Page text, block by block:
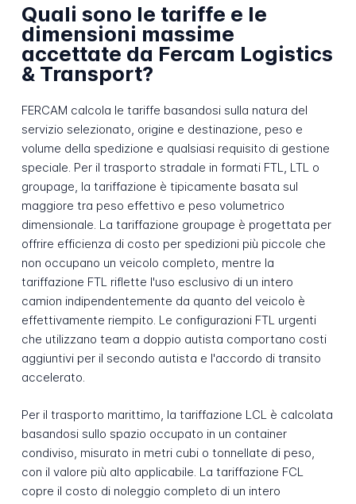
Quali sono le tariffe e le
dimensioni massime
accettate da Fercam Logistics
& Transport?
FERCAM calcola le tariffe basandosi sulla natura del
servizio selezionato, origine e destinazione, peso e
volume della spedizione e qualsiasi requisito di gestione
speciale. Per il trasporto stradale in formati FTL, LTL o
groupage, la tariffazione è tipicamente basata sul
maggiore tra peso effettivo e peso volumetrico
dimensionale. La tariffazione groupage è progettata per
offrire efficienza di costo per spedizioni più piccole che
non occupano un veicolo completo, mentre la
tariffazione FTL riflette l'uso esclusivo di un intero
camion indipendentemente da quanto del veicolo è
effettivamente riempito. Le configurazioni FTL urgenti
che utilizzano team a doppio autista comportano costi
aggiuntivi per il secondo autista e l'accordo di transito
accelerato.
Per il trasporto marittimo, la tariffazione LCL è calcolata
basandosi sullo spazio occupato in un container
condiviso, misurato in metri cubi o tonnellate di peso,
con il valore più alto applicabile. La tariffazione FCL
copre il costo di noleggio completo di un intero